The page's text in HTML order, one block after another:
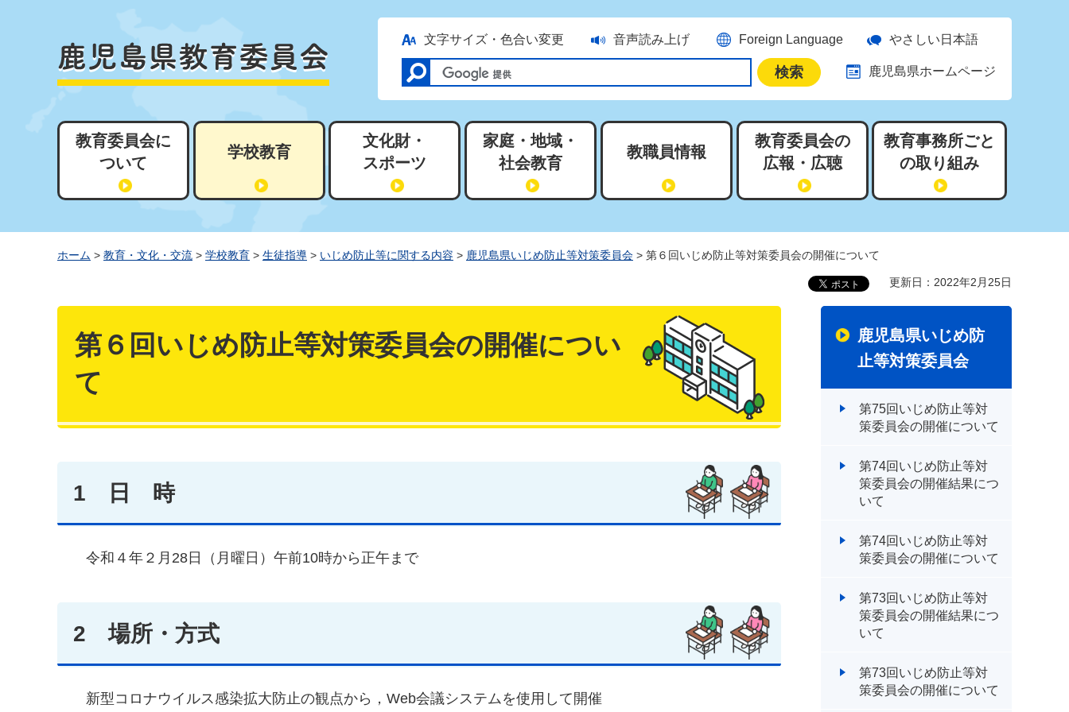
文字サイズ・色合い変更 音声読み上げ Foreign Language やさしい日本語
鹿児島県ホームページ
教育委員会に
ついて
学校教育
文化財・
スポーツ
家庭・地域・
社会教育
教職員情報
教育委員会の
広報・広聴
教育事務所ごと
の取り組み
ホーム > 教育・文化・交流 > 学校教育 > 生徒指導 > いじめ防止等に関する内容 > 鹿児島県いじめ防止等対策委員会 > 第６回いじめ防止等対策委員会の開催について
更新日：2022年2月25日
第６回いじめ防止等対策委員会の開催につい
て
1 日 時
令和４年２月28日（月曜日）午前10時から正午まで
2 場所・方式
新型コロナウイルス感染拡大防止の観点から，Web会議システムを使用して開催
鹿児島県いじめ防
止等対策委員会
第75回いじめ防止等対
策委員会の開催について
第74回いじめ防止等対
策委員会の開催結果につ
いて
第74回いじめ防止等対
策委員会の開催について
第73回いじめ防止等対
策委員会の開催結果につ
いて
第73回いじめ防止等対
策委員会の開催について